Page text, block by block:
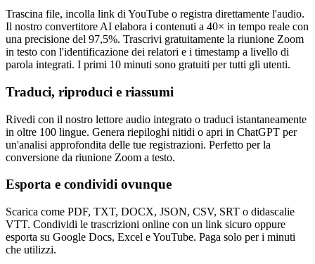
Trascina file, incolla link di YouTube o registra direttamente l'audio.
Il nostro convertitore AI elabora i contenuti a 40× in tempo reale con
una precisione del 97,5%. Trascrivi gratuitamente la riunione Zoom
in testo con l'identificazione dei relatori e i timestamp a livello di
parola integrati. I primi 10 minuti sono gratuiti per tutti gli utenti.
Traduci, riproduci e riassumi
Rivedi con il nostro lettore audio integrato o traduci istantaneamente
in oltre 100 lingue. Genera riepiloghi nitidi o apri in ChatGPT per
un'analisi approfondita delle tue registrazioni. Perfetto per la
conversione da riunione Zoom a testo.
Esporta e condividi ovunque
Scarica come PDF, TXT, DOCX, JSON, CSV, SRT o didascalie
VTT. Condividi le trascrizioni online con un link sicuro oppure
esporta su Google Docs, Excel e YouTube. Paga solo per i minuti
che utilizzi.